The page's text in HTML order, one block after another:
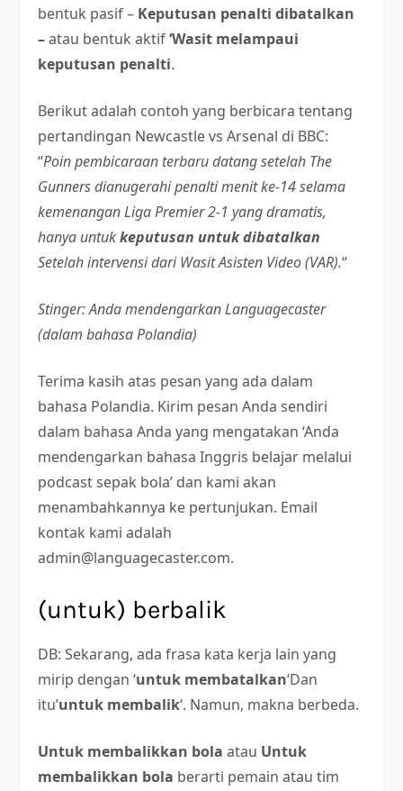
bentuk pasif – Keputusan penalti dibatalkan
–atau bentuk aktif‘Wasit melampaui
keputusan penalti.
Berikut adalah contoh yang berbicara tentang
pertandingan Newcastle vs Arsenal di BBC:
“Poin pembicaraan terbaru datang setelah The
Gunners dianugerahi penalti menit ke-14 selama
kemenangan Liga Premier 2-1 yang dramatis,
hanya untukkeputusan untuk dibatalkan
Setelah intervensi dari Wasit Asisten Video (VAR).“
Stinger: Anda mendengarkan Languagecaster
(dalam bahasa Polandia)
Terima kasih atas pesan yang ada dalam
bahasa Polandia. Kirim pesan Anda sendiri
dalam bahasa Anda yang mengatakan ‘Anda
mendengarkan bahasa Inggris belajar melalui
podcast sepak bola’ dan kami akan
menambahkannya ke pertunjukan. Email
kontak kami adalah
admin@languagecaster.com.
(untuk) berbalik
DB: Sekarang, ada frasa kata kerja lain yang
mirip dengan ‘untuk membatalkan‘Dan
itu’untuk membalik‘. Namun, makna berbeda.
Untuk membalikkan bola atau Untuk
membalikkan bola berarti pemain atau tim